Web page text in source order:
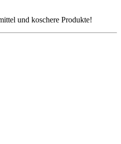
und koschere Produkte!